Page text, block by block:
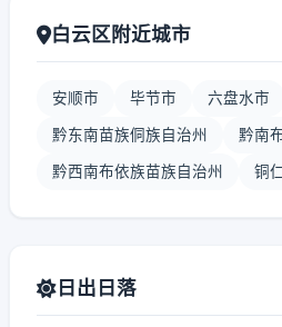
白云区附近城市
安顺市 毕节市 六盘水市
黔东南苗族侗族自治州 黔南
黔西南布依族苗族自治州 铜
日出日落